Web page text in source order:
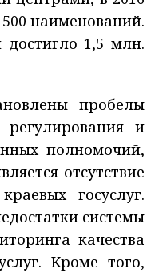
наименований.
достигло 1,5 млн.
пробелы
регулирования и
полномочий,
отсутствие
госуслуг.
системы
качества
Кроме того,